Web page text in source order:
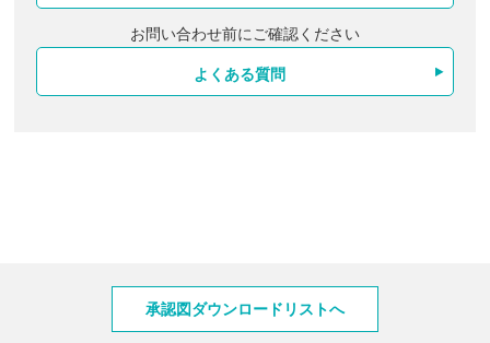
お問い合わせ前にご確認ください
よくある質問
承認図ダウンロードリストへ